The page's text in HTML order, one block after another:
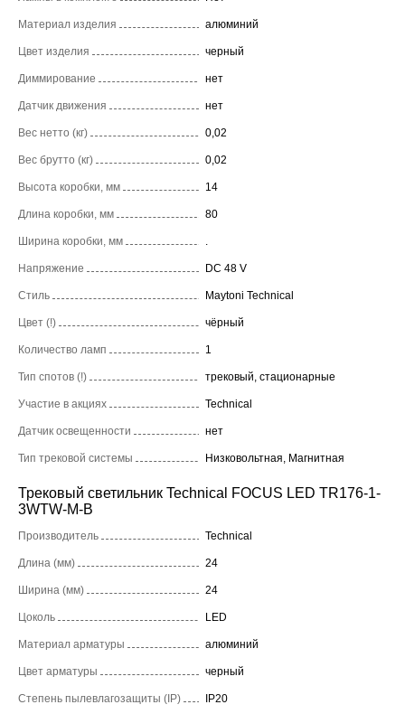
Материал изделия алюминий
Цвет изделия черный
Диммирование нет
Датчик движения нет
Вес нетто (кг) 0,02
Вес брутто (кг) 0,02
Высота коробки, мм 14
Длина коробки, мм 80
Ширина коробки, мм
Напряжение DC 48 V
Стиль Maytoni Technical
Цвет (!) чёрный
Количество ламп 1
Тип спотов (!) трековый, стационарные
Участие в акциях Technical
Датчик освещенности нет
Тип трековой системы Низковольтная, Магнитная
Трековый светильник Technical FOCUS LED TR176-1-
3WTW-M-B
Производитель Technical
Длина (мм) 24
Ширина (мм) 24
Цоколь LED
Материал арматуры алюминий
Цвет арматуры черный
Степень пылевлагозащиты (IP) IP20